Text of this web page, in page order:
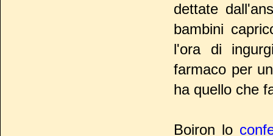
dettate
bambini
l'ora di
farmaco per
ha quello che
Boiron lo